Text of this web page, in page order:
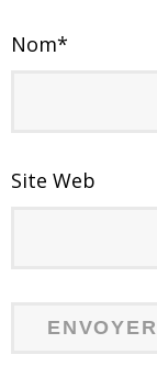
Nom*
Site Web